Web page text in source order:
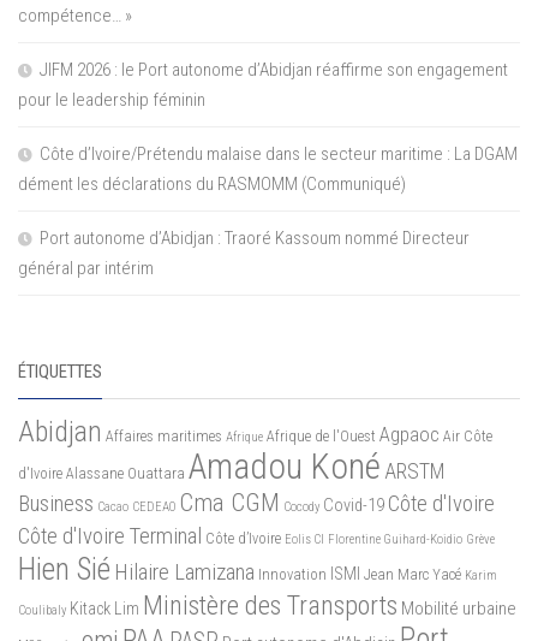
compétence… »
JIFM 2026 : le Port autonome d’Abidjan réaffirme son engagement
pour le leadership féminin
Côte d’Ivoire/Prétendu malaise dans le secteur maritime : La DGAM
dément les déclarations du RASMOMM (Communiqué)
Port autonome d’Abidjan : Traoré Kassoum nommé Directeur
général par intérim
ÉTIQUETTES
Abidjan Affaires maritimes Afrique Afrique de l'Ouest Agpaoc Air Côte
d'Ivoire Alassane Ouattara Amadou Koné ARSTM
Business Cacao CEDEAO Cma CGM Cocody Covid-19 Côte d'Ivoire
Côte d'Ivoire Terminal Côte d’Ivoire Eolis CI Florentine Guihard-Koidio Grève
Hien Sié Hilaire Lamizana Innovation ISMI Jean Marc Yacé Karim
Coulibaly Kitack Lim Ministère des Transports Mobilité urbaine